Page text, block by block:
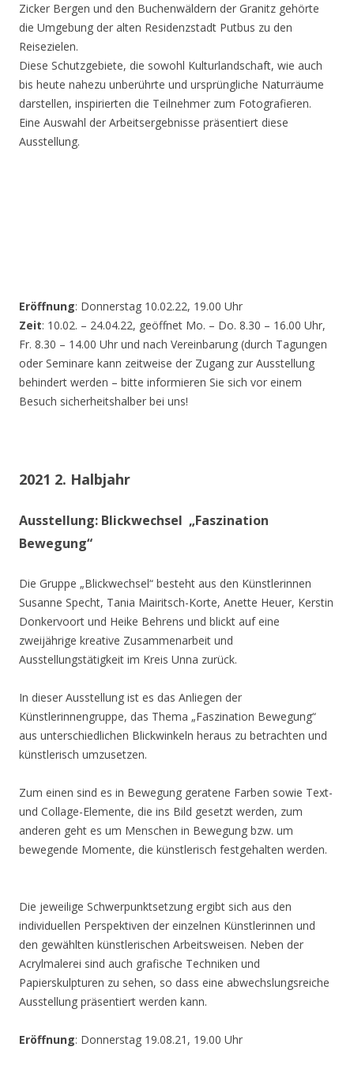
Zicker Bergen und den Buchenwäldern der Granitz gehörte
die Umgebung der alten Residenzstadt Putbus zu den
Reisezielen.
Diese Schutzgebiete, die sowohl Kulturlandschaft, wie auch
bis heute nahezu unberührte und ursprüngliche Naturräume
darstellen, inspirierten die Teilnehmer zum Fotografieren.
Eine Auswahl der Arbeitsergebnisse präsentiert diese
Ausstellung.
Eröffnung: Donnerstag 10.02.22, 19.00 Uhr
Zeit: 10.02. – 24.04.22, geöffnet Mo. – Do. 8.30 – 16.00 Uhr,
Fr. 8.30 – 14.00 Uhr und nach Vereinbarung (durch Tagungen
oder Seminare kann zeitweise der Zugang zur Ausstellung
behindert werden – bitte informieren Sie sich vor einem
Besuch sicherheitshalber bei uns!
2021 2. Halbjahr
Ausstellung: Blickwechsel „Faszination
Bewegung“
Die Gruppe „Blickwechsel“ besteht aus den Künstlerinnen
Susanne Specht, Tania Mairitsch-Korte, Anette Heuer, Kerstin
Donkervoort und Heike Behrens und blickt auf eine
zweijährige kreative Zusammenarbeit und
Ausstellungstätigkeit im Kreis Unna zurück.
In dieser Ausstellung ist es das Anliegen der
Künstlerinnengruppe, das Thema „Faszination Bewegung“
aus unterschiedlichen Blickwinkeln heraus zu betrachten und
künstlerisch umzusetzen.
Zum einen sind es in Bewegung geratene Farben sowie Text-
und Collage-Elemente, die ins Bild gesetzt werden, zum
anderen geht es um Menschen in Bewegung bzw. um
bewegende Momente, die künstlerisch festgehalten werden.
Die jeweilige Schwerpunktsetzung ergibt sich aus den
individuellen Perspektiven der einzelnen Künstlerinnen und
den gewählten künstlerischen Arbeitsweisen. Neben der
Acrylmalerei sind auch grafische Techniken und
Papierskulpturen zu sehen, so dass eine abwechslungsreiche
Ausstellung präsentiert werden kann.
Eröffnung: Donnerstag 19.08.21, 19.00 Uhr